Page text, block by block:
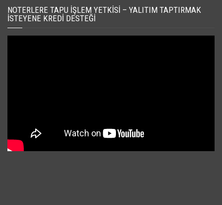
NOTERLERE TAPU İŞLEM YETKISI – YALITIM TAPTIRMAK
İSTEYENE KREDI DESTEĞI